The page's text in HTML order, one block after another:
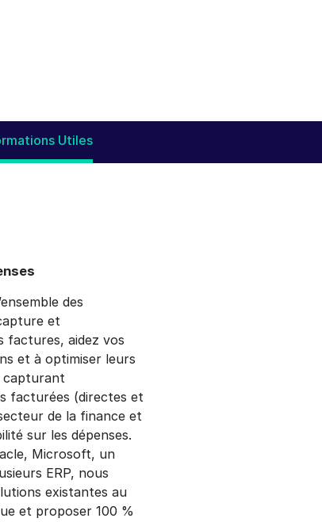
Utiles
des
et
factures, aidez vos
et à optimiser leurs
capturant
facturées (directes et
de la finance et
sur les dépenses.
Microsoft, un
ERP, nous
existantes au
et proposer 100 %